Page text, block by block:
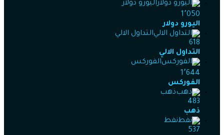
اليورو دولار
1٬050
اليورو دولار
التداول الالي
618
التداول الالي
الفوركس
1٬644
الفوركس
ذهب
483
ذهب
نفط
537